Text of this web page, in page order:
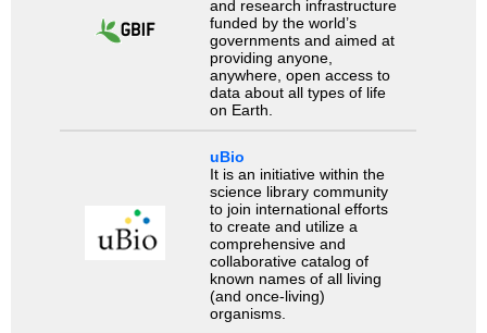
and research infrastructure
funded by the world’s
governments and aimed at
providing anyone,
anywhere, open access to
data about all types of life
on Earth.
uBio
It is an initiative within the
science library community
to join international efforts
to create and utilize a
comprehensive and
collaborative catalog of
known names of all living
(and once-living)
organisms.